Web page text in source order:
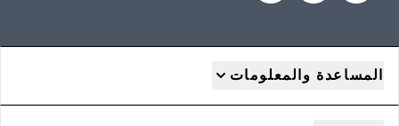
المساعدة والمعلومات